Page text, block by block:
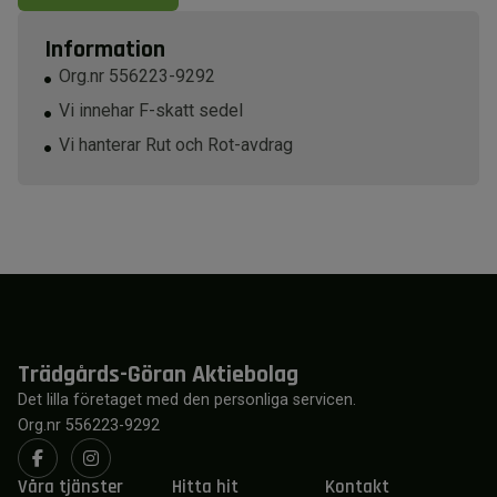
Information
Org.nr 556223-9292
Vi innehar F-skatt sedel
Vi hanterar Rut och Rot-avdrag
Trädgårds-Göran Aktiebolag
Det lilla företaget med den personliga servicen.
Org.nr 556223-9292
Våra tjänster Hitta hit Kontakt